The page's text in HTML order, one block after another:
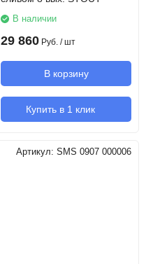
В наличии
29 860 Руб. / шт
В корзину
Купить в 1 клик
Артикул: SMS 0907 000006